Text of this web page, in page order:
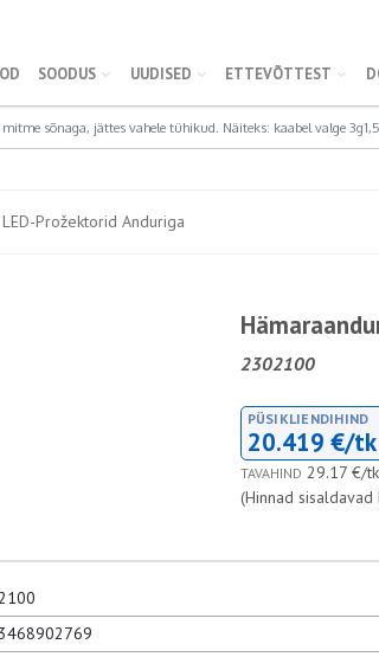
SOODUS UUDISED ETTEVÕTTEST
LED-Prožektorid Anduriga
2302100
PÜSIKLIENDIHIND
20.419 €/tk
TAVAHIND 29.17 €/tk
(Hinnad sisaldavad